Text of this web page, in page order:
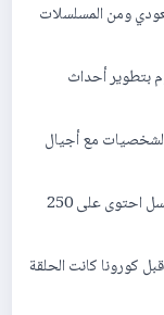
سعودي ومن المسلسلات
بتطویر أحداث
مع أجیال
المشاھدین”، الجدیر ذكره أن الموسم الأول من المسلسل احتوى على 250
كورونا كانت الحلقة